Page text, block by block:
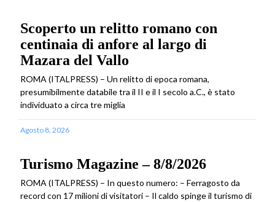
Scoperto un relitto romano con
centinaia di anfore al largo di
Mazara del Vallo
ROMA (ITALPRESS) – Un relitto di epoca romana,
presumibilmente databile tra il II e il I secolo a.C., è stato
individuato a circa tre miglia
Agosto 8, 2026
Turismo Magazine – 8/8/2026
ROMA (ITALPRESS) – In questo numero: – Ferragosto da
record con 17 milioni di visitatori – Il caldo spinge il turismo di